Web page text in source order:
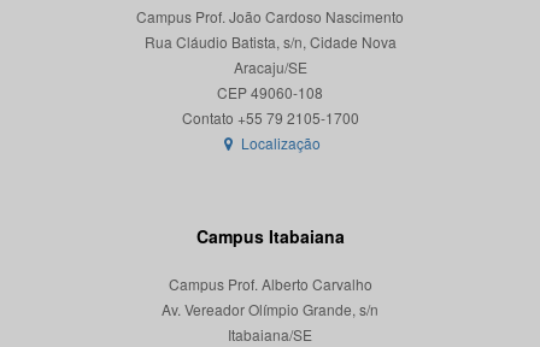
Campus Prof. João Cardoso Nascimento
Rua Cláudio Batista, s/n, Cidade Nova
Aracaju/SE
CEP 49060-108
Localização
Campus Itabaiana
Campus Prof. Alberto Carvalho
Av. Vereador Olímpio Grande, s/n
Itabaiana/SE